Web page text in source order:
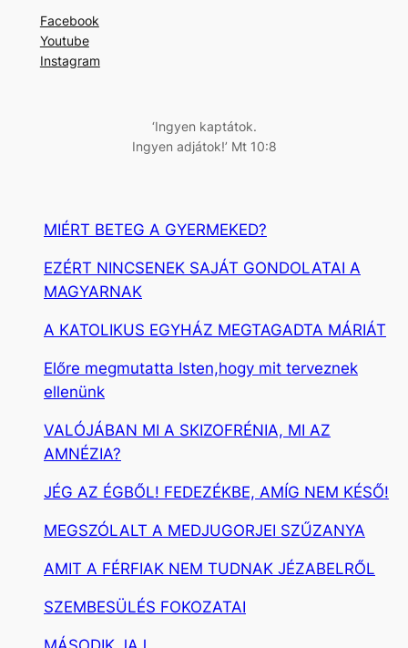
e
s
Facebook
Youtube
Instagram
‘Ingyen kaptátok.
Ingyen adjátok!’ Mt 10:8
MIÉRT BETEG A GYERMEKED?
EZÉRT NINCSENEK SAJÁT GONDOLATAI A
MAGYARNAK
A KATOLIKUS EGYHÁZ MEGTAGADTA MÁRIÁT
Előre megmutatta Isten,hogy mit terveznek
ellenünk
VALÓJÁBAN MI A SKIZOFRÉNIA, MI AZ
AMNÉZIA?
JÉG AZ ÉGBŐL! FEDEZÉKBE, AMÍG NEM KÉSŐ!
MEGSZÓLALT A MEDJUGORJEI SZŰZANYA
AMIT A FÉRFIAK NEM TUDNAK JÉZABELRŐL
SZEMBESÜLÉS FOKOZATAI